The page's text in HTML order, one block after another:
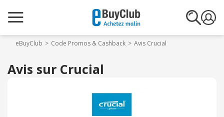
eBuyClub Code Promos & Cashback Avis Crucial
Avis sur Crucial